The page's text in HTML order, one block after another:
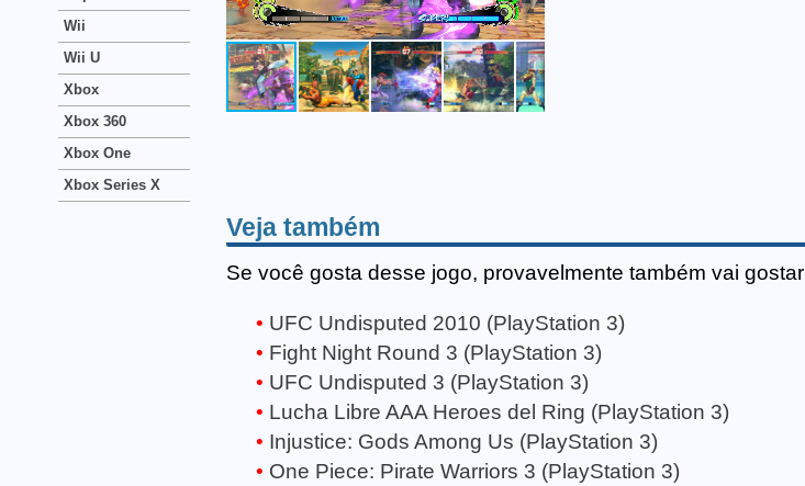
Veja também
Se você gosta desse jogo, provavelmente também vai
UFC Undisputed 2010 (PlayStation 3)
Fight Night Round 3 (PlayStation 3)
UFC Undisputed 3 (PlayStation 3)
Lucha Libre AAA Heroes del Ring (PlayStation 3)
Injustice: Gods Among Us (PlayStation 3)
One Piece: Pirate Warriors 3 (PlayStation 3)
Wii
Wii U
Xbox
Xbox 360
Xbox One
Xbox Series X